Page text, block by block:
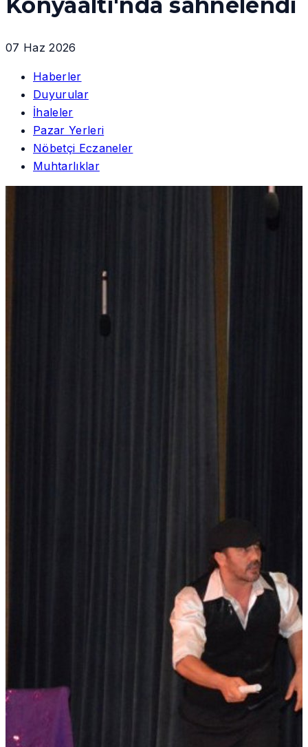
Konyaaltı'nda sahnelendi
07 Haz 2026
Haberler
Duyurular
İhaleler
Pazar Yerleri
Nöbetçi Eczaneler
Muhtarlıklar